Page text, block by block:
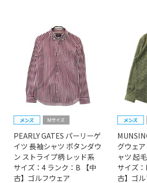
PEARLY GATES パーリーゲ
イツ 長袖シャツ ボタンダウ
ン ストライプ柄 レッド系
サイズ：4 ランク：B 【中
古】ゴルフウェア
グウェ
ャツ 起
サイズ
古】ゴ